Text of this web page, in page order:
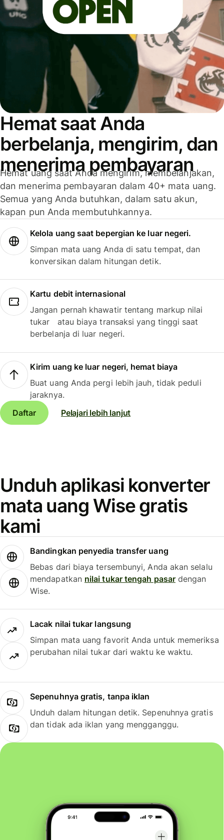
Hemat saat Anda
berbelanja, mengirim, dan
menerima pembayaran
Hemat uang saat Anda mengirim, membelanjakan,
dan menerima pembayaran dalam 40+ mata uang.
Semua yang Anda butuhkan, dalam satu akun,
kapan pun Anda membutuhkannya.
Kelola uang saat bepergian ke luar negeri.
Simpan mata uang Anda di satu tempat, dan
konversikan dalam hitungan detik.
Kartu debit internasional
Jangan pernah khawatir tentang markup nilai
tukar atau biaya transaksi yang tinggi saat
berbelanja di luar negeri.
Kirim uang ke luar negeri, hemat biaya
Buat uang Anda pergi lebih jauh, tidak peduli
jaraknya.
Daftar
Pelajari lebih lanjut
Unduh aplikasi konverter
mata uang Wise gratis
kami
Bandingkan penyedia transfer uang
Bebas dari biaya tersembunyi, Anda akan selalu
mendapatkan nilai tukar tengah pasardengan
Wise.
Lacak nilai tukar langsung
Simpan mata uang favorit Anda untuk memeriksa
perubahan nilai tukar dari waktu ke waktu.
Sepenuhnya gratis, tanpa iklan
Unduh dalam hitungan detik. Sepenuhnya gratis
dan tidak ada iklan yang mengganggu.